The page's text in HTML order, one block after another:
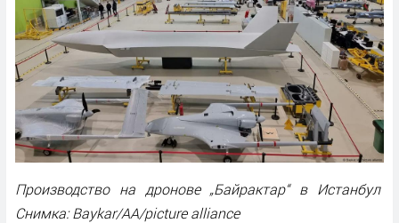
Производство на дронове „Байрактар“ в Истанбул
Снимка: Baykar/AA/picture alliance